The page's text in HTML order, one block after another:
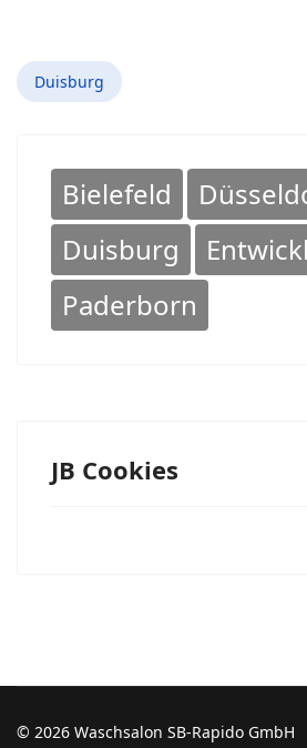
Duisburg
Bielefeld
Duisburg
Paderborn
JB Cookies
© 2026 Waschsalon SB-Rapido GmbH